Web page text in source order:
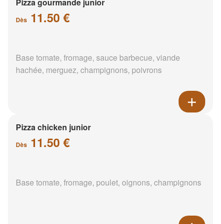
Dès 11.50 €
Base tomate, fromage, sauce barbecue, viande
hachée, merguez, champignons, poivrons
Pizza chicken junior
Dès 11.50 €
Base tomate, fromage, poulet, oignons, champignons